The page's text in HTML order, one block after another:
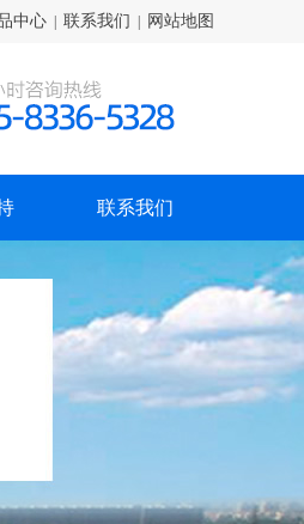
中心 联系我们 网站地图
联系我们